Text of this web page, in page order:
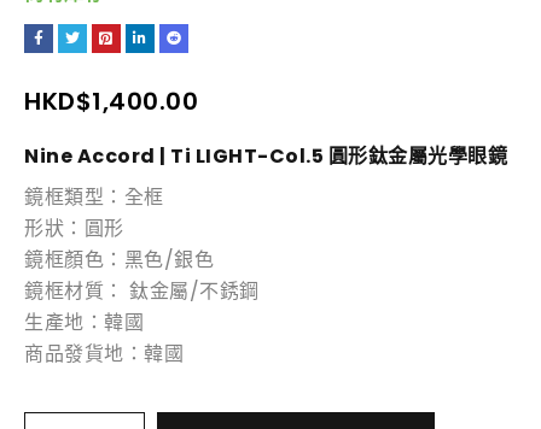
HKD$1,400.00
Nine Accord | Ti LIGHT-Col.5 圓形鈦金屬光學眼鏡
鏡框類型：全框
形狀：圓形
鏡框顏色：黑色/銀色
鏡框材質： 鈦金屬/不銹鋼
生產地：韓國
商品發貨地：韓國